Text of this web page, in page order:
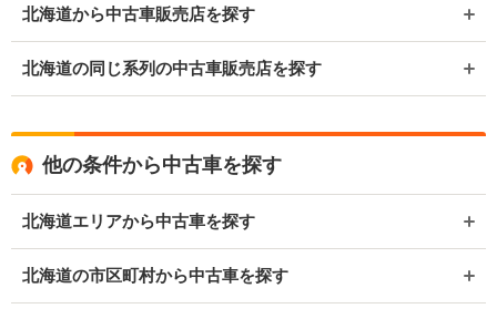
北海道から中古車販売店を探す
北海道の同じ系列の中古車販売店を探す
他の条件から中古車を探す
北海道エリアから中古車を探す
北海道の市区町村から中古車を探す